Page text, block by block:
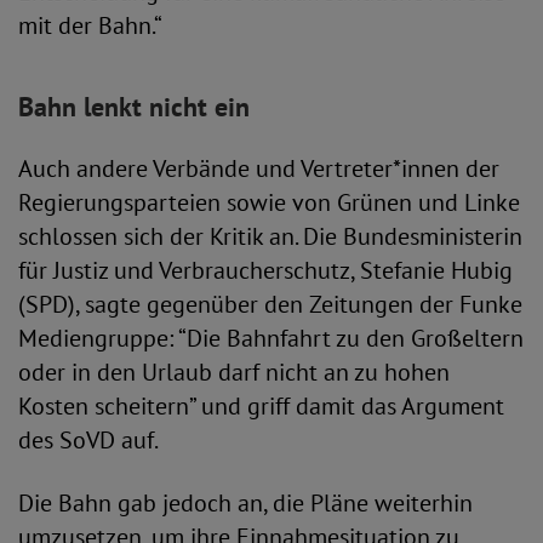
mit der Bahn.“
Bahn lenkt nicht ein
Auch andere Verbände und Vertreter*innen der
Regierungsparteien sowie von Grünen und Linke
schlossen sich der Kritik an. Die Bundesministerin
für Justiz und Verbraucherschutz, Stefanie Hubig
(SPD), sagte gegenüber den Zeitungen der Funke
Mediengruppe: “Die Bahnfahrt zu den Großeltern
oder in den Urlaub darf nicht an zu hohen
Kosten scheitern” und griff damit das Argument
des SoVD auf.
Die Bahn gab jedoch an, die Pläne weiterhin